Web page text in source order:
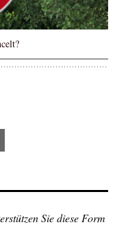
Sie diese Form